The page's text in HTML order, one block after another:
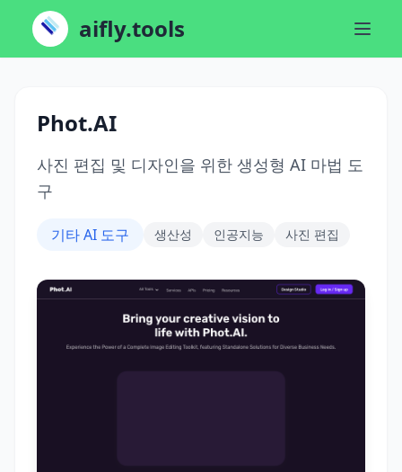
aifly.tools
Phot.AI
사진 편집 및 디자인을 위한 생성형 AI 마법 도
구
기타 AI 도구 생산성 인공지능 사진 편집